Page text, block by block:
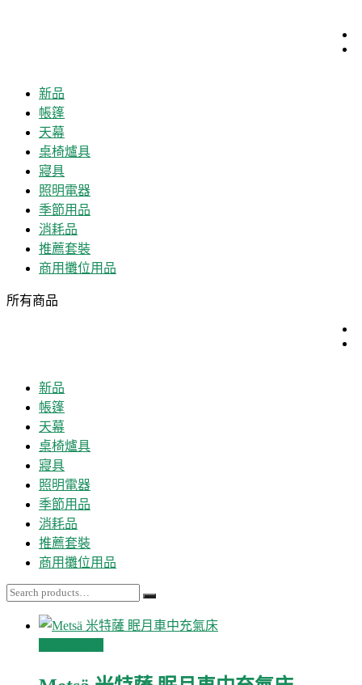
新品
帳篷
天幕
桌椅爐具
寢具
照明電器
季節用品
消耗品
推薦套裝
商用攤位用品
所有商品
新品
帳篷
天幕
桌椅爐具
寢具
照明電器
季節用品
消耗品
推薦套裝
商用攤位用品